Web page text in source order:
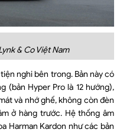
& Co Việt Nam
nghi bên trong. Bản này có
(bản Hyper Pro là 12 hướng),
và nhớ ghế, không còn đèn
ở hàng trước. Hệ thống âm
Harman Kardon như các bản